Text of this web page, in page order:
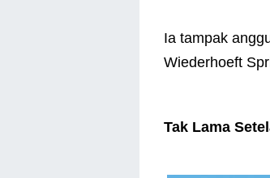
Ia tampak
Wiederhoeft
Tak Lama